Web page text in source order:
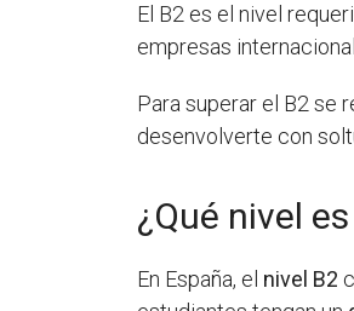
El B2 es el nivel
empresas
Para superar el B2 se
desenvolverte con
¿Qué nivel
En España, el nivel B2